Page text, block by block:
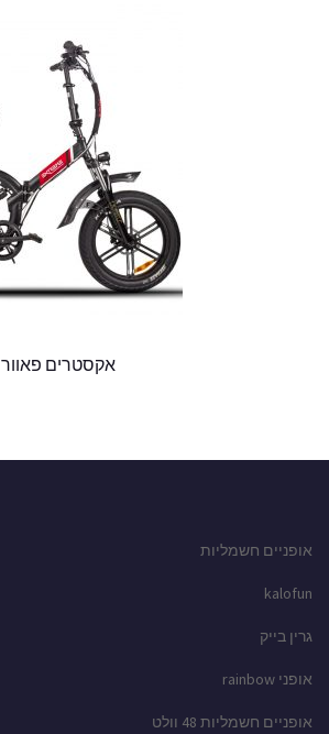
אקסטרים פאוור 48 אופניים חשמליים
אופניים חשמליות
kalofun
גרין בייק
אופני rainbow
אופניים חשמליות 48 וולט